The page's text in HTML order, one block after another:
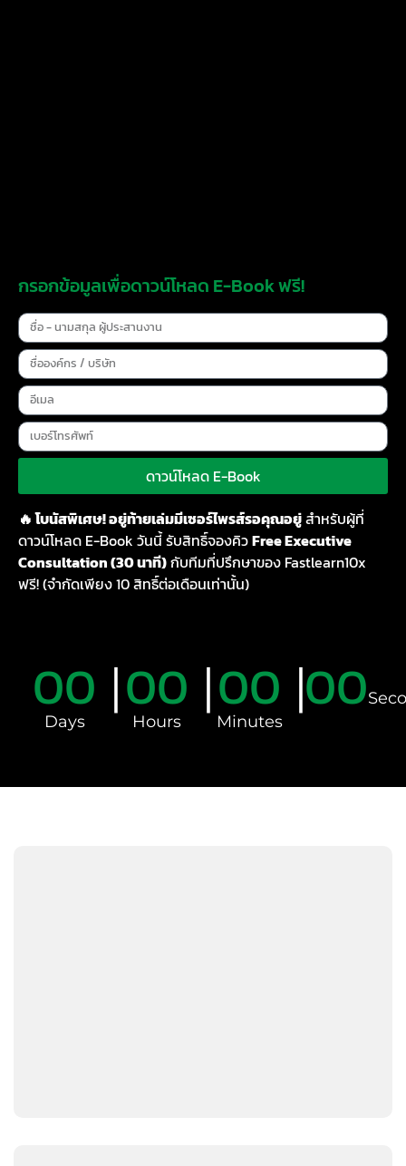
กรอกข้อมูลเพื่อดาวน์โหลด E-Book ฟรี!
ดาวน์โหลด E-Book
🔥 โบนัสพิเศษ! อยู่ท้ายเล่มมีเซอร์ไพรส์รอคุณอยู่สำหรับผู้ที่
ดาวน์โหลด E-Book วันนี้ รับสิทธิ์จองคิวFree Executive
Consultation (30 นาที)กับทีมที่ปรึกษาของ Fastlearn10x
ฟรี! (จำกัดเพียง 10 สิทธิ์ต่อเดือนเท่านั้น)
00
Days 00
Hours 00
Minutes 00